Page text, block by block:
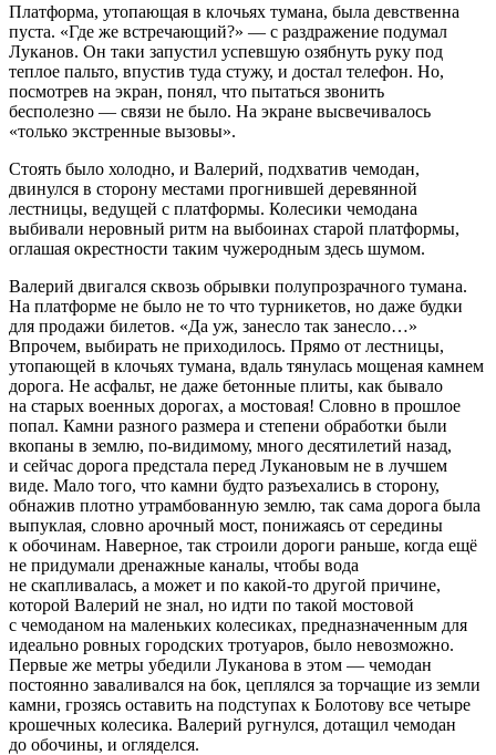
Платформа, утопающая в клочьях тумана, была девственна
пуста. «Где же встречающий?» — с раздражение подумал
Луканов. Он таки запустил успевшую озябнуть руку под
теплое пальто, впустив туда стужу, и достал телефон. Но,
посмотрев на экран, понял, что пытаться звонить
бесполезно — связи не было. На экране высвечивалось
«только экстренные вызовы».
Стоять было холодно, и Валерий, подхватив чемодан,
двинулся в сторону местами прогнившей деревянной
лестницы, ведущей с платформы. Колесики чемодана
выбивали неровный ритм на выбоинах старой платформы,
оглашая окрестности таким чужеродным здесь шумом.
Валерий двигался сквозь обрывки полупрозрачного тумана.
На платформе не было не то что турникетов, но даже будки
для продажи билетов. «Да уж, занесло так занесло…»
Впрочем, выбирать не приходилось. Прямо от лестницы,
утопающей в клочьях тумана, вдаль тянулась мощеная камнем
дорога. Не асфальт, не даже бетонные плиты, как бывало
на старых военных дорогах, а мостовая! Словно в прошлое
попал. Камни разного размера и степени обработки были
вкопаны в землю, по-видимому, много десятилетий назад,
и сейчас дорога предстала перед Лукановым не в лучшем
виде. Мало того, что камни будто разъехались в сторону,
обнажив плотно утрамбованную землю, так сама дорога была
выпуклая, словно арочный мост, понижаясь от середины
к обочинам. Наверное, так строили дороги раньше, когда ещё
не придумали дренажные каналы, чтобы вода
не скапливалась, а может и по какой-то другой причине,
которой Валерий не знал, но идти по такой мостовой
с чемоданом на маленьких колесиках, предназначенным для
идеально ровных городских тротуаров, было невозможно.
Первые же метры убедили Луканова в этом — чемодан
постоянно заваливался на бок, цеплялся за торчащие из земли
камни, грозясь оставить на подступах к Болотову все четыре
крошечных колесика. Валерий ругнулся, дотащил чемодан
до обочины, и огляделся.